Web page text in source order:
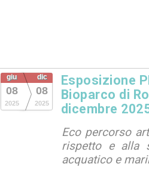
giu
08
2025
dic
08
2025
Esposizione
Bioparco di
dicembre
Eco percorso
rispetto e alla
acquatico e